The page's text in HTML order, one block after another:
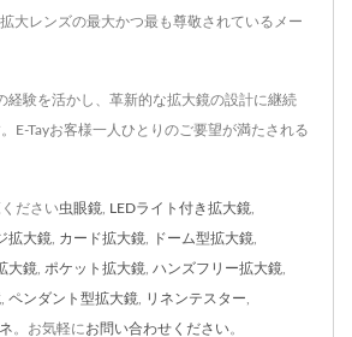
大レンズの最大かつ最も尊敬されているメー
経験を活かし、革新的な拡大鏡の設計に継続
E-Tayお客様一人ひとりのご要望が満たされる
ださい虫眼鏡 LEDライト付き拡大鏡
拡大鏡 カード拡大鏡 ドーム型拡大鏡
大鏡 ポケット拡大鏡 ハンズフリー拡大鏡
ペンダント型拡大鏡 リネンテスター
。お気軽にお問い合わせください。